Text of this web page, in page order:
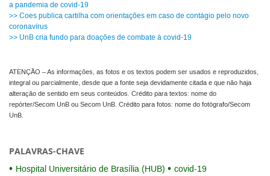
a pandemia de covid-19
>> Coes publica cartilha com orientações em caso de contágio pelo novo
coronavírus
>> UnB cria fundo para doações de combate à covid-19
ATENÇÃO – As informações, as fotos e os textos podem ser usados e reproduzidos,
integral ou parcialmente, desde que a fonte seja devidamente citada e que não haja
alteração de sentido em seus conteúdos. Crédito para textos: nome do
repórter/Secom UnB ou Secom UnB. Crédito para fotos: nome do fotógrafo/Secom
UnB.
PALAVRAS-CHAVE
Hospital Universitário de Brasília (HUB) covid-19